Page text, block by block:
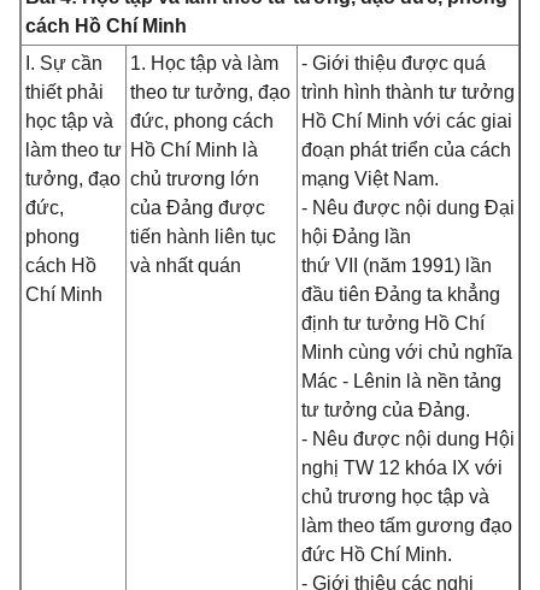
cách Hồ Chí Minh
I. Sự cần
thiết phải
học tập và
làm theo tư
tưởng, đạo
đức,
phong
cách Hồ
Chí Minh
1. Học tập và làm
theo tư tưởng, đạo
đức, phong cách
Hồ Chí Minh là
chủ trương lớn
của Đảng được
tiến hành liên tục
và nhất quán
- Giới thiệu được quá
trình hình thành tư tưởng
Hồ Chí Minh với các giai
đoạn phát triển của cách
mạng Việt Nam.
- Nêu được nội dung Đại
hội Đảng lần
thứ VII (năm 1991) lần
đầu tiên Đảng ta khẳng
định tư tưởng Hồ Chí
Minh cùng với chủ nghĩa
Mác - Lênin là nền tảng
tư tưởng của Đảng.
- Nêu được nội dung Hội
nghị TW 12 khóa IX với
chủ trương học tập và
làm theo tấm gương đạo
đức Hồ Chí Minh.
- Giới thiệu các nghị